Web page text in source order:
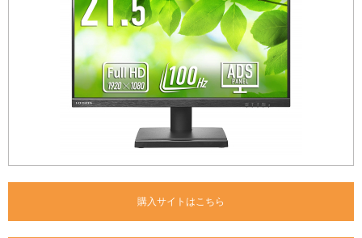
購入サイトはこちら